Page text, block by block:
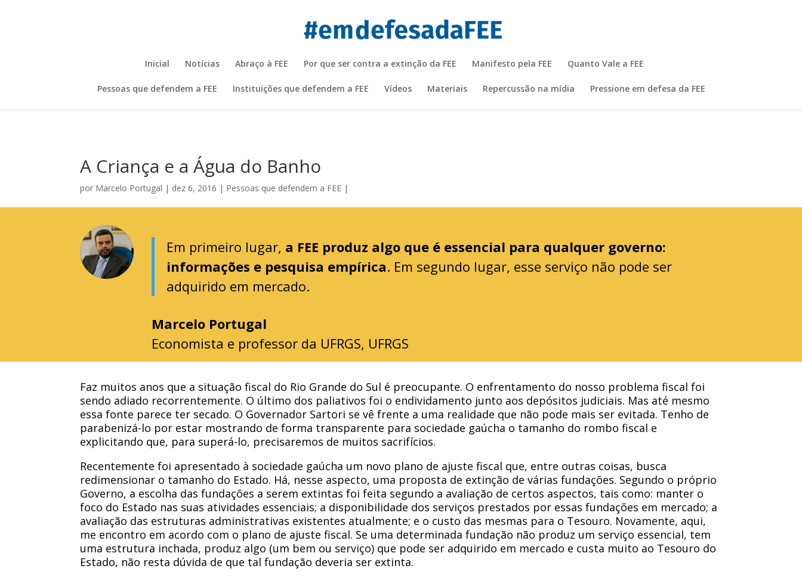
Inicial Notícias Abraço à FEE Por que ser contra a extinção da FEE Manifesto pela FEE Quanto Vale a FEE
Pessoas que defendem a FEE Instituições que defendem a FEE Vídeos Materiais Repercussão na mídia Pressione em defesa da FEE
A Criança e a Água do Banho
por Marcelo Portugal | dez 6, 2016 | Pessoas que defendem a FEE |
Em primeiro lugar, a FEE produz algo que é essencial para qualquer governo:
informações e pesquisa empírica. Em segundo lugar, esse serviço não pode ser
adquirido em mercado.
Marcelo Portugal
Economista e professor da UFRGS, UFRGS
Faz muitos anos que a situação fiscal do Rio Grande do Sul é preocupante. O enfrentamento do nosso problema fiscal foi
sendo adiado recorrentemente. O último dos paliativos foi o endividamento junto aos depósitos judiciais. Mas até mesmo
essa fonte parece ter secado. O Governador Sartori se vê frente a uma realidade que não pode mais ser evitada. Tenho de
parabenizá-lo por estar mostrando de forma transparente para sociedade gaúcha o tamanho do rombo fiscal e
explicitando que, para superá-lo, precisaremos de muitos sacrifícios.
Recentemente foi apresentado à sociedade gaúcha um novo plano de ajuste fiscal que, entre outras coisas, busca
redimensionar o tamanho do Estado. Há, nesse aspecto, uma proposta de extinção de várias fundações. Segundo o próprio
Governo, a escolha das fundações a serem extintas foi feita segundo a avaliação de certos aspectos, tais como: manter o
foco do Estado nas suas atividades essenciais; a disponibilidade dos serviços prestados por essas fundações em mercado; a
avaliação das estruturas administrativas existentes atualmente; e o custo das mesmas para o Tesouro. Novamente, aqui,
me encontro em acordo com o plano de ajuste fiscal. Se uma determinada fundação não produz um serviço essencial, tem
uma estrutura inchada, produz algo (um bem ou serviço) que pode ser adquirido em mercado e custa muito ao Tesouro do
Estado, não resta dúvida de que tal fundação deveria ser extinta.